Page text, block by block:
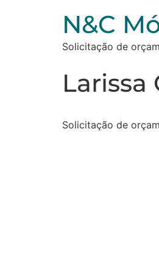
N&C
Solicitação de
Larissa
Solicitação de